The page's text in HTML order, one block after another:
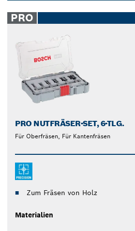
closed
PRO
PRO NUTFRÄSER-SET, 6-TLG.
Für Oberfräsen, Für Kantenfräsen
Zum Fräsen von Holz
Materialien